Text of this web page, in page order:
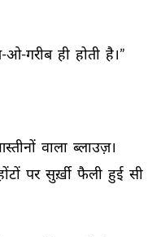
ओ-गरीब ही होती है।”
वाला ब्लाउज़।
पर सुर्ख़ी फैली हुई सी